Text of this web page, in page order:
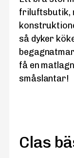
friluftsbutik,
så dyker
få en
småslantar!
Clas